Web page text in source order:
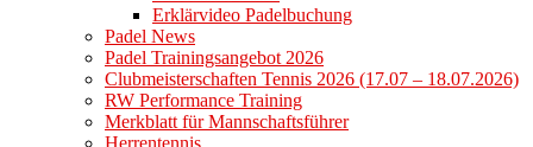
Erklärvideo Padelbuchung
Padel News
Padel Trainingsangebot 2026
Clubmeisterschaften Tennis 2026 (17.07 – 18.07.2026)
RW Performance Training
Merkblatt für Mannschaftsführer